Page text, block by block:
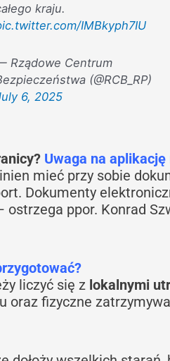
kraju.
IMBkyph7IU
Rządowe Centrum
(@RCB_RP)
6, 2025
Uwaga na
mieć przy sobie
Dokumenty
ppor. Konrad
liczyć się z lokalnymi
oraz fizyczne